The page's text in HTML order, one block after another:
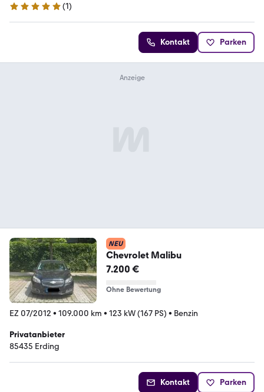
5 Sterne
(1)
Kontakt Parken
NEU
Chevrolet Malibu
7.200 €
Ohne Bewertung
EZ 07/2012 • 109.000 km • 123 kW (167 PS) • Benzin
Privatanbieter
85435 Erding
Kontakt Parken